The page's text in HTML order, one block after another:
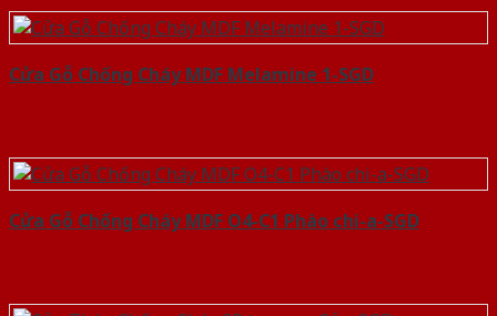
Cửa Gỗ Chống Cháy MDF Melamine 1-SGD
Cửa Gỗ Chống Cháy MDF O4-C1 Phào chi-a-SGD